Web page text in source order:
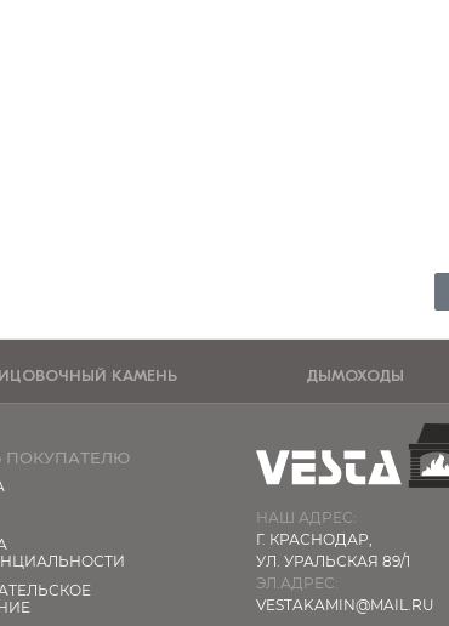
КАМЕНЬ ДЫМОХОДЫ
НАШ АДРЕС:
Г. КРАСНОДАР,
УЛ. УРАЛЬСКАЯ 89/1
ЭЛ.АДРЕС:
VESTAKAMIN@MAIL.RU